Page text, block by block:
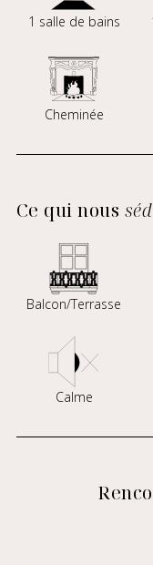
1 salle de bains
Cheminée
Ce qui nous
Balcon/Terrasse
Calme